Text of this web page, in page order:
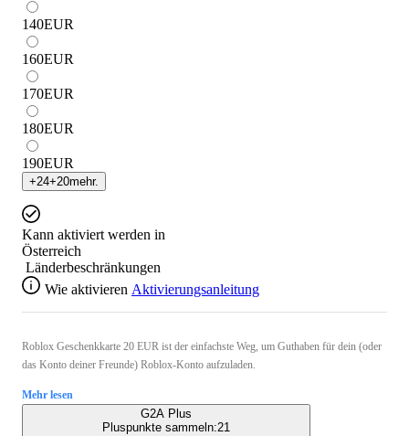
140EUR
160EUR
170EUR
180EUR
190EUR
+24+20mehr.
Kann aktiviert werden in
Österreich
Länderbeschränkungen
Wie aktivieren Aktivierungsanleitung
Roblox Geschenkkarte 20 EUR ist der einfachste Weg, um Guthaben für dein (oder
das Konto deiner Freunde) Roblox-Konto aufzuladen.
Mehr lesen
G2A Plus
Pluspunkte sammeln:21